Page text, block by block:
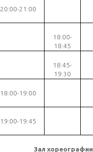
20:00-21:00
18:00-
18:45
18:45-
1 9:30
18:00-19:00
19:00-19:45
Зал хореографии